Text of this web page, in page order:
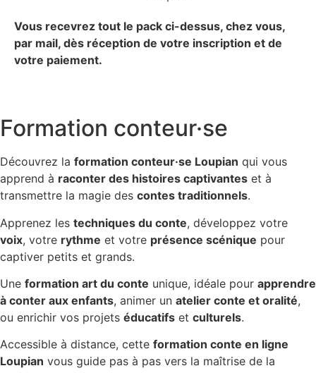
Vous recevrez tout le pack ci-dessus, chez vous,
par mail, dès réception de votre inscription et de
votre paiement.
Formation conteur·se
Découvrez la formation conteur·se Loupian qui vous
apprend à raconter des histoires captivantes et à
transmettre la magie des contes traditionnels.
Apprenez les techniques du conte, développez votre
voix, votre rythme et votre présence scénique pour
captiver petits et grands.
Une formation art du conte unique, idéale pour apprendre
à conter aux enfants, animer un atelier conte et oralité,
ou enrichir vos projets éducatifs et culturels.
Accessible à distance, cette formation conte en ligne
Loupian vous guide pas à pas vers la maîtrise de la